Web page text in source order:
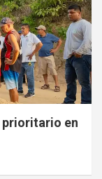
prioritario en